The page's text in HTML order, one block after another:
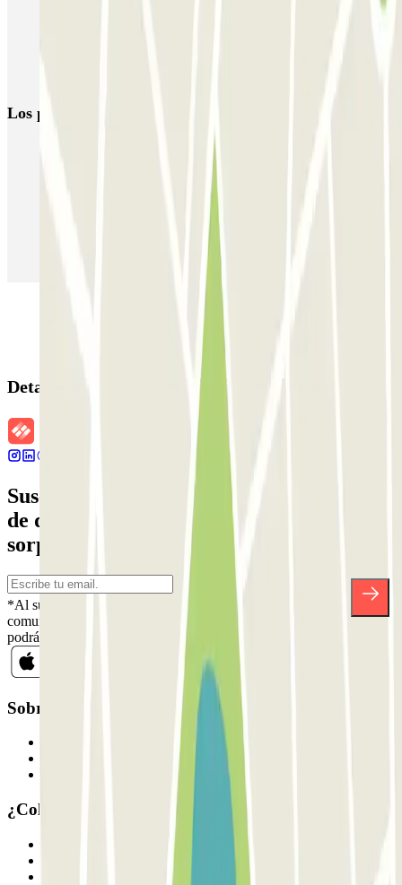
Los parkings
Parking en Barcelona
Parking en Aeropuerto Barcelona
Parking en Aeropuerto Madrid Barajas
Parking en Sants - Estación de Barcelona
Detalles de la reserva
Suscríbete a nuestra newsletter y entérate
de descuentos, sorteos y otras muchas
sorpresas.
*Al suscribirte aceptas nuestra Política de Privacidad para recibir
comunicaciones comerciales de Parclick. Sin ningún compromiso,
podrás darte de baja cuando quieras en la misma newsletter.
Sobre Parclick
¿Colaboramos?